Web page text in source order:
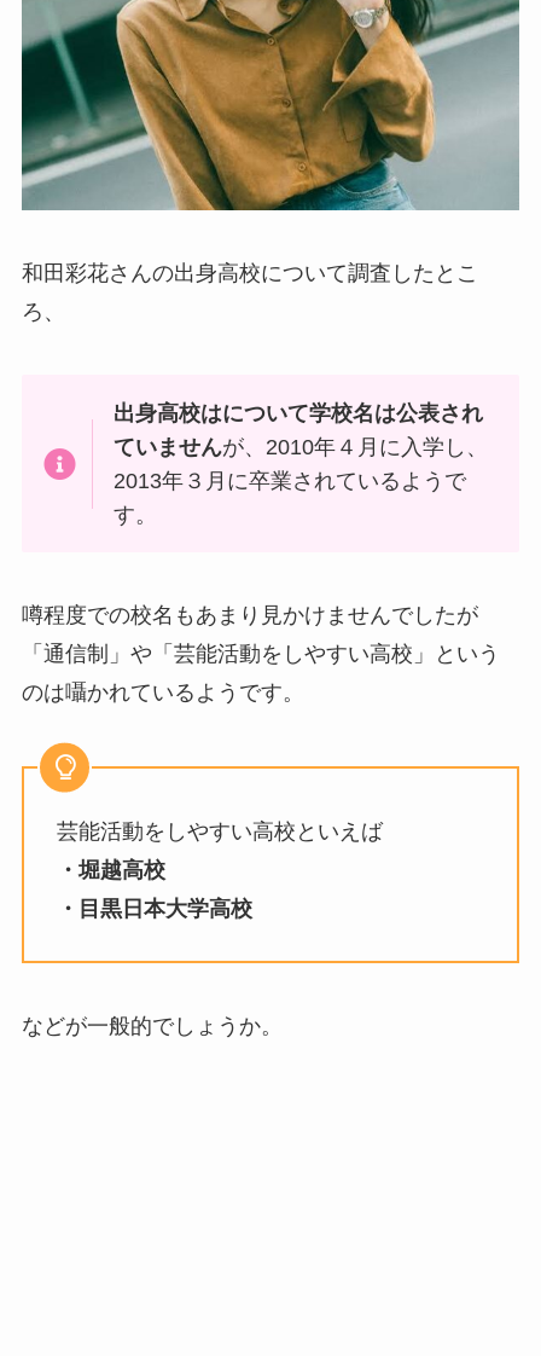
和田彩花さんの出身高校について調査したとこ
ろ、
出身高校はについて学校名は公表され
ていませんが、2010年４月に入学し、
2013年３月に卒業されているようで
す。
噂程度での校名もあまり見かけませんでしたが
「通信制」や「芸能活動をしやすい高校」という
のは囁かれているようです。
芸能活動をしやすい高校といえば
・堀越高校
・目黒日本大学高校
などが一般的でしょうか。